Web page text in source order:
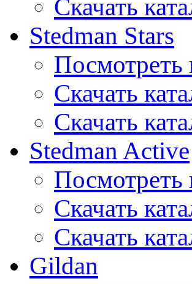
Скачать
Stedman Stars
Посмотреть
Скачать
Скачать
Stedman Active
Посмотреть
Скачать
Скачать
Gildan